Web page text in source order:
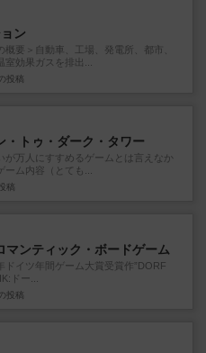
ン
概要＞自動車、工場、発電所、都市、
室効果ガスを排出...
投稿
・トゥ・ダーク・タワー
が万人にすすめるゲームとは言えなか
ーム内容（とても...
稿
マンティック・ボードゲーム
ドイツ年間ゲーム大賞受賞作”DORF
ドー...
投稿